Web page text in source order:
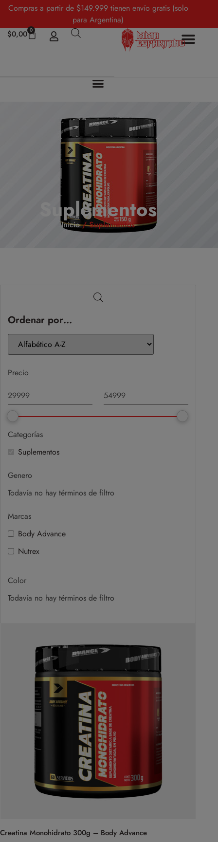
Compras a partir de $149.999 tienen envío gratis (solo
para Argentina)
$0,00 0
Suplementos
Inicio/ Suplementos
Creatina Monohidrato 300g – Body Advance
Ordenar por…
Precio
Categorías
Suplementos
Genero
Todavía no hay términos de filtro
Marcas
Body Advance
Nutrex
Color
Todavía no hay términos de filtro